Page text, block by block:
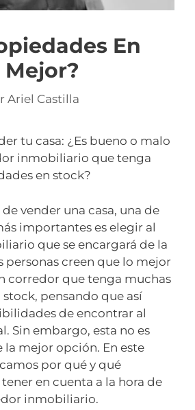
En
Mejor?
Ariel Castilla
tu casa: ¿Es bueno o malo
inmobiliario que tenga
en stock?
vender una casa, una de
importantes es elegir al
que se encargará de la
personas creen que lo mejor
corredor que tenga muchas
pensando que así
de encontrar al
Sin embargo, esta no es
la mejor opción. En este
por qué y qué
en cuenta a la hora de
inmobiliario.